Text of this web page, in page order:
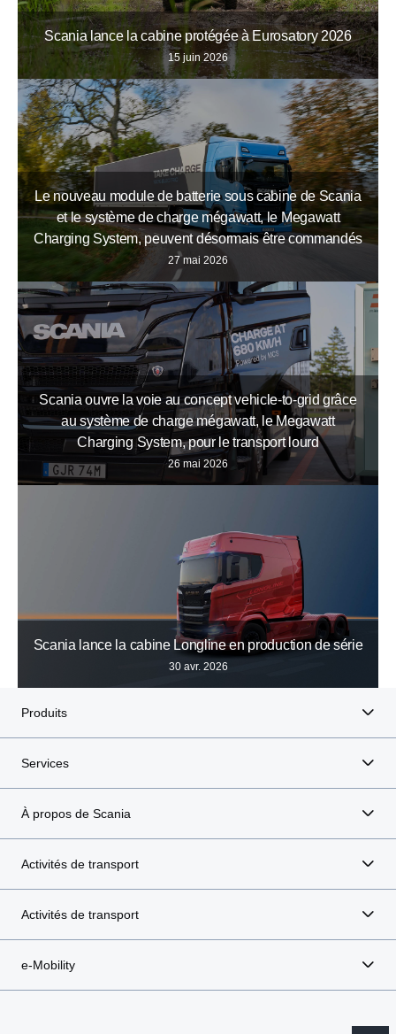
Scania lance la cabine protégée à Eurosatory 2026
15 juin 2026
Le nouveau module de batterie sous cabine de Scania
et le système de charge mégawatt, le Megawatt
Charging System, peuvent désormais être commandés
27 mai 2026
Scania ouvre la voie au concept vehicle-to-grid grâce
au système de charge mégawatt, le Megawatt
Charging System, pour le transport lourd
26 mai 2026
Scania lance la cabine Longline en production de série
30 avr. 2026
Produits
Services
À propos de Scania
Activités de transport
Activités de transport
e-Mobility